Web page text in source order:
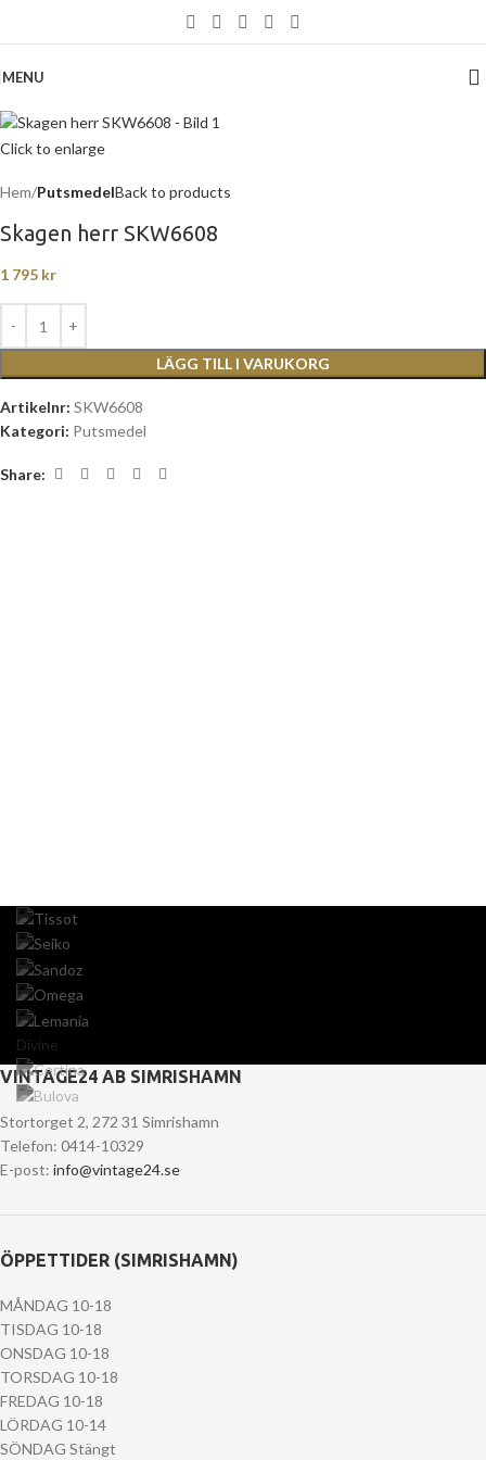
MENU
Click to enlarge
Hem PutsmedelBack to products
Skagen herr SKW6608
1 795 kr
LÄGG TILL I VARUKORG
Artikelnr: SKW6608
Kategori: Putsmedel
Share:
Divine
VINTAGE24 AB SIMRISHAMN
Stortorget 2, 272 31 Simrishamn
Telefon: 0414-10329
E-post: info@vintage24.se
ÖPPETTIDER (SIMRISHAMN)
MÅNDAG 10-18
TISDAG 10-18
ONSDAG 10-18
TORSDAG 10-18
FREDAG 10-18
LÖRDAG 10-14
SÖNDAG Stängt